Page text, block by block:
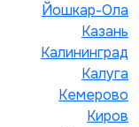
Йошкар-Ола
Казань
Калининград
Калуга
Кемерово
Киров